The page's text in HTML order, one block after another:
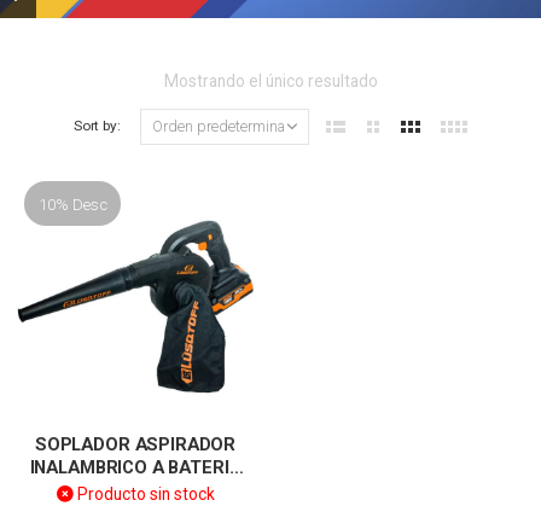
Mostrando el único resultado
Sort by:
10% Desc
SOPLADOR ASPIRADOR
INALAMBRICO A BATERIA
BLACK SERIES LUSQTOFF
Producto sin stock